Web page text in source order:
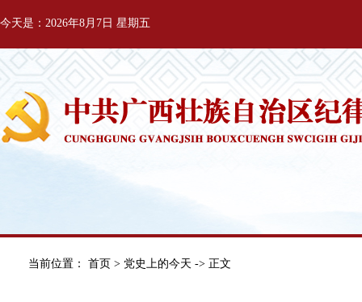
今天是：2026年8月7日 星期五
当前位置： 首页 > 党史上的今天 -> 正文